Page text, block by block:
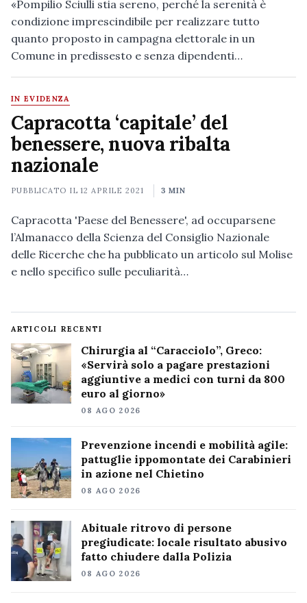
«Pompilio Sciulli stia sereno, perché la serenità è
condizione imprescindibile per realizzare tutto
quanto proposto in campagna elettorale in un
Comune in predissesto e senza dipendenti…
IN EVIDENZA
Capracotta ‘capitale’ del
benessere, nuova ribalta
nazionale
PUBBLICATO IL12 APRILE 2021 3 MIN
Capracotta 'Paese del Benessere', ad occuparsene
l’Almanacco della Scienza del Consiglio Nazionale
delle Ricerche che ha pubblicato un articolo sul Molise
e nello specifico sulle peculiarità…
ARTICOLI RECENTI
Chirurgia al “Caracciolo”, Greco:
«Servirà solo a pagare prestazioni
aggiuntive a medici con turni da 800
euro al giorno»
08 AGO 2026
Prevenzione incendi e mobilità agile:
pattuglie ippomontate dei Carabinieri
in azione nel Chietino
08 AGO 2026
Abituale ritrovo di persone
pregiudicate: locale risultato abusivo
fatto chiudere dalla Polizia
08 AGO 2026